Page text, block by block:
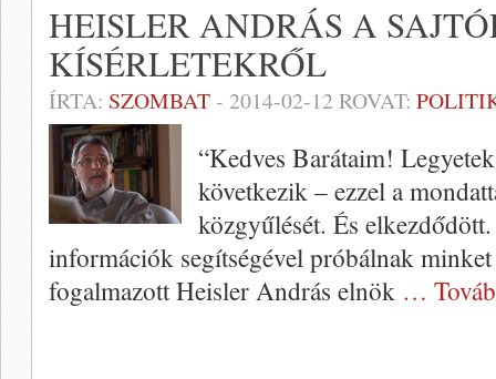
HEISLER ANDRÁS A
KÍSÉRLETEKRŐL
ÍRTA: SZOMBAT- 2014-02-12 ROVAT:
“Kedves Barátaim!
következik – ezzel a
közgyűlését. És
információk segítségével próbálnak
fogalmazott Heisler András elnök …